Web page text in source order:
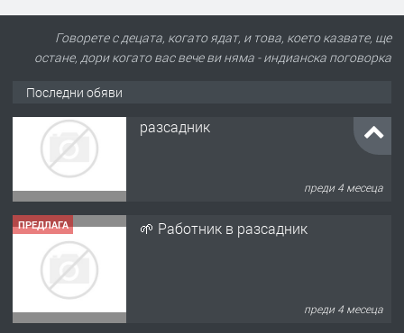
Говорете с децата, когато ядат, и това, което казвате, ще
остане, дори когато вас вече ви няма - индианска поговорка
Последни обяви
ПРЕДЛАГА 🌱 Работник в разсадник
ПРЕДЛАГА